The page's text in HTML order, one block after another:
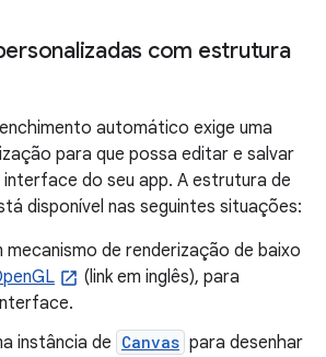
com estrutura
automático exige uma
para que possa editar e salvar
do seu app. A estrutura de
disponível nas seguintes situações:
mecanismo de renderização de baixo
(link em inglês), para
instância de Canvas para desenhar